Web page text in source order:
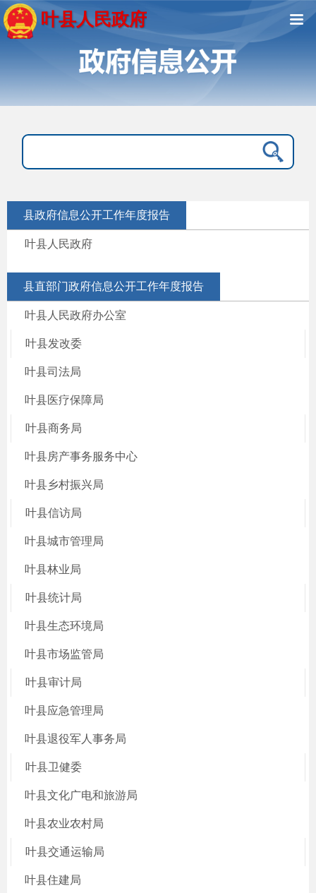
叶县人民政府
县政府信息公开工作年度报告
叶县人民政府
县直部门政府信息公开工作年度报告
叶县人民政府办公室
叶县发改委
叶县司法局
叶县医疗保障局
叶县商务局
叶县房产事务服务中心
叶县乡村振兴局
叶县信访局
叶县城市管理局
叶县林业局
叶县统计局
叶县生态环境局
叶县市场监管局
叶县审计局
叶县应急管理局
叶县退役军人事务局
叶县卫健委
叶县文化广电和旅游局
叶县农业农村局
叶县交通运输局
叶县住建局